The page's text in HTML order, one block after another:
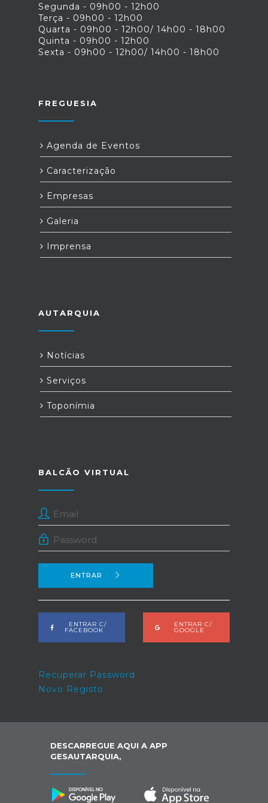
Segunda - 09h00 - 12h00
Terça - 09h00 - 12h00
Quarta - 09h00 - 12h00/ 14h00 - 18h00
Quinta - 09h00 - 12h00
Sexta - 09h00 - 12h00/ 14h00 - 18h00
FREGUESIA
Agenda de Eventos
Caracterização
Empresas
Galeria
Imprensa
AUTARQUIA
Notícias
Serviços
Toponímia
BALCÃO VIRTUAL
ENTRAR
ENTRAR C/
FACEBOOK
ENTRAR C/
GOOGLE
Recuperar Password
Novo Registo
DESCARREGUE AQUI A APP
GESAUTARQUIA,